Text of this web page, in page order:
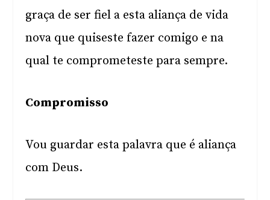
graça de ser fiel a esta aliança de vida
nova que quiseste fazer comigo e na
qual te comprometeste para sempre.
Compromisso
Vou guardar esta palavra que é aliança
com Deus.